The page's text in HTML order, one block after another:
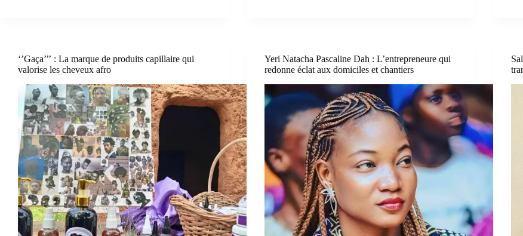
‘’Gaça’’’ : La marque de produits capillaire qui
valorise les cheveux afro
Yeri Natacha Pascaline Dah : L’entrepreneure qui
redonne éclat aux domiciles et chantiers